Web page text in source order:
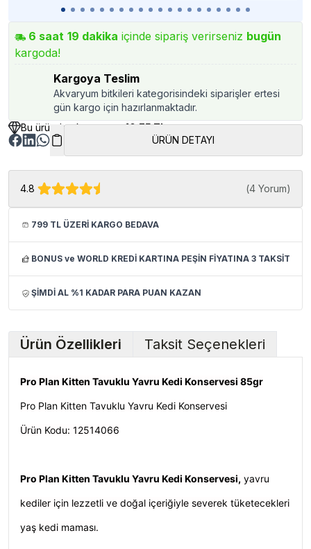
6 saat 19 dakika içinde sipariş verirseniz bugün
kargoda!
Kargoya Teslim
Akvaryum bitkileri kategorisindeki siparişler ertesi
gün kargo için hazırlanmaktadır.
Bu üründen kazancınız10.75 TL
ÜRÜN DETAYI
4.8 (4 Yorum)
799 TL ÜZERİ KARGO BEDAVA
BONUS ve WORLD KREDİ KARTINA PEŞİN FİYATINA 3 TAKSİT
ŞİMDİ AL %1 KADAR PARA PUAN KAZAN
Ürün Özellikleri Taksit Seçenekleri
Pro Plan Kitten Tavuklu Yavru Kedi Konservesi 85gr
Pro Plan Kitten Tavuklu Yavru Kedi Konservesi
Ürün Kodu: 12514066
Pro Plan Kitten Tavuklu Yavru Kedi Konservesi, yavru
kediler için lezzetli ve doğal içeriğiyle severek tüketecekleri
yaş kedi maması.